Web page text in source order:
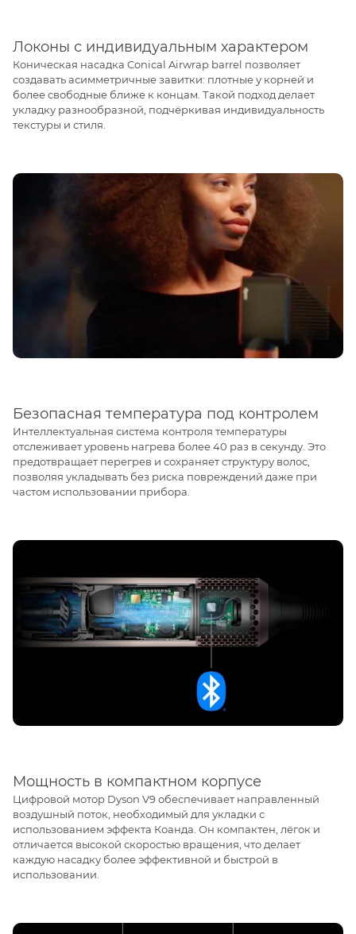
Локоны с индивидуальным характером
Коническая насадка Conical Airwrap barrel позволяет
создавать асимметричные завитки: плотные у корней и
более свободные ближе к концам. Такой подход делает
укладку разнообразной, подчёркивая индивидуальность
текстуры и стиля.
Безопасная температура под контролем
Интеллектуальная система контроля температуры
отслеживает уровень нагрева более 40 раз в секунду. Это
предотвращает перегрев и сохраняет структуру волос,
позволяя укладывать без риска повреждений даже при
частом использовании прибора.
Мощность в компактном корпусе
Цифровой мотор Dyson V9 обеспечивает направленный
воздушный поток, необходимый для укладки с
использованием эффекта Коанда. Он компактен, лёгок и
отличается высокой скоростью вращения, что делает
каждую насадку более эффективной и быстрой в
использовании.